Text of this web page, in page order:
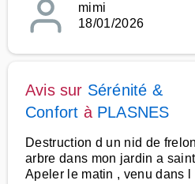
mimi
18/01/2026
Avis sur Sérénité &
Confort à PLASNES
Destruction d un nid de
arbre dans mon jardin a
Apeler le matin , venu dans l